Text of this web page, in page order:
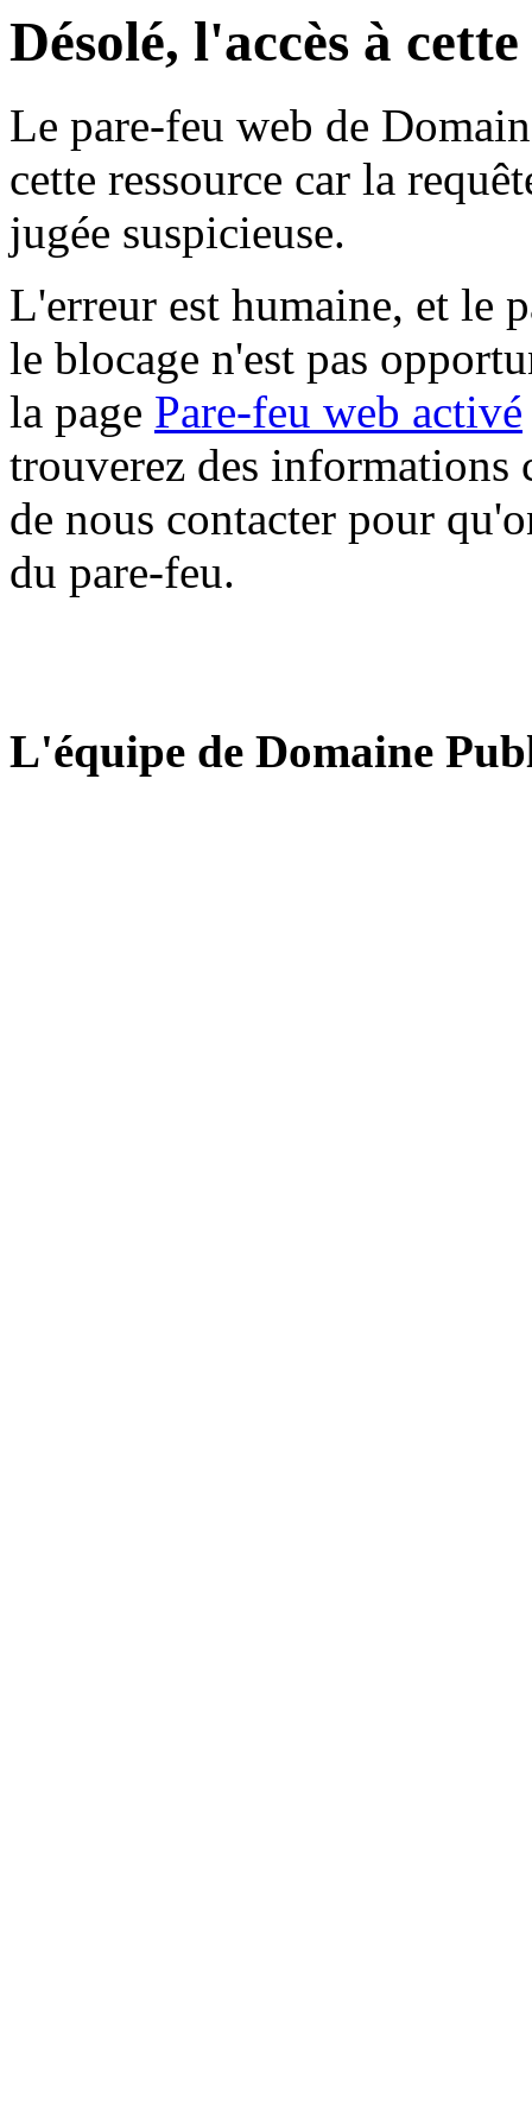
Désolé, l'accès à
Le pare-feu web de
cette ressource car la
jugée suspicieuse.
L'erreur est humaine, et le
le blocage n'est pas
la page Pare-feu web activé
trouverez des informations
de nous contacter pour
du pare-feu.
L'équipe de Domaine